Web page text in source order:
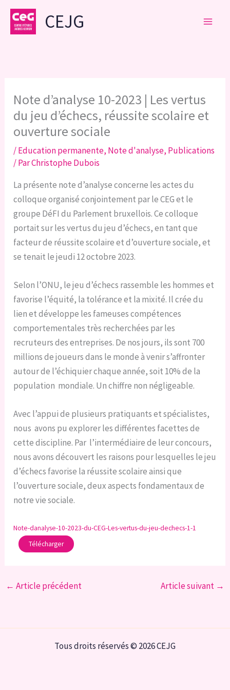
Aller
contenu
CEJG
Note d’analyse 10-2023 | Les vertus
du jeu d’échecs, réussite scolaire et
ouverture sociale
/Education permanente, Note d'analyse, Publications
/ ParChristophe Dubois
La présente note d’analyse concerne les actes du
colloque organisé conjointement par le CEG et le
groupe DéFI du Parlement bruxellois. Ce colloque
portait sur les vertus du jeu d’échecs, en tant que
facteur de réussite scolaire et d’ouverture sociale, et
se tenait le jeudi 12 octobre 2023.
Selon l’ONU, le jeu d’échecs rassemble les hommes et
favorise l’équité, la tolérance et la mixité. Il crée du
lien et développe les fameuses compétences
comportementales très recherchées par les
recruteurs des entreprises. De nos jours, ils sont 700
millions de joueurs dans le monde à venir s’affronter
autour de l’échiquier chaque année, soit 10% de la
population mondiale. Un chiffre non négligeable.
Avec l’appui de plusieurs pratiquants et spécialistes,
nous avons pu explorer les différentes facettes de
cette discipline. Par l’intermédiaire de leur concours,
nous avons découvert les raisons pour lesquelles le jeu
d’échecs favorise la réussite scolaire ainsi que
l’ouverture sociale, deux aspects fondamentaux de
notre vie sociale.
Note-danalyse-10-2023-du-CEG-Les-vertus-du-jeu-dechecs-1-1
Télécharger
← Article précédent Article suivant →
Tous droits réservés © 2026 CEJG